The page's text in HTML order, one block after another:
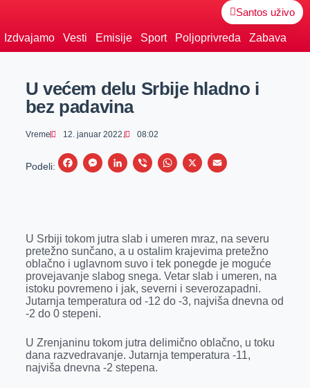
Santos uživo
Izdvajamo Vesti Emisije Sport Poljoprivreda Zabava
U većem delu Srbije hladno i
bez padavina
Vreme 12. januar 2022. 08:02
Podeli:
F
b
o
o
k
M
e
n
g
e
L
e
d
I
n
V
r
W
s
A
p
X
E
l
U Srbiji tokom jutra slab i umeren mraz, na severu
pretežno sunčano, a u ostalim krajevima pretežno
oblačno i uglavnom suvo i tek ponegde je moguće
provejavanje slabog snega. Vetar slab i umeren, na
istoku povremeno i jak, severni i severozapadni.
Jutarnja temperatura od -12 do -3, najviša dnevna od
-2 do 0 stepeni.
U Zrenjaninu tokom jutra delimično oblačno, u toku
dana razvedravanje. Jutarnja temperatura -11,
najviša dnevna -2 stepena.